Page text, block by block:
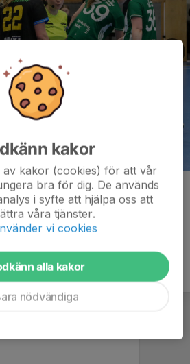
kakor
av kakor (cookies) för att vår
bra för dig. De används
i syfte att hjälpa oss att
våra tjänster.
vi cookies
alla kakor
nödvändiga